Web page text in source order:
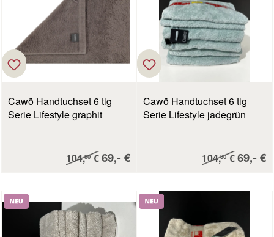
Cawö Handtuchset 6 tlg
Serie Lifestyle graphit
Regulärer Preis:
104,80€Verkaufspreis:
69,- €
Cawö Handtuchset 6 tlg
Serie Lifestyle jadegrün
Regulärer Preis:
104,80€69,- €